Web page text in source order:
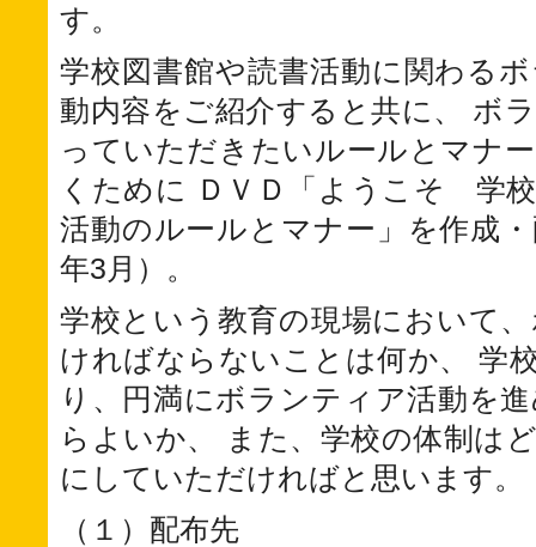
す。
学校図書館や読書活動に関わる
動内容をご紹介すると共に、 ボ
っていただきたいルールとマナ
くために ＤＶＤ「ようこそ 学
活動のルールとマナー」を作成
年3月）。
学校という教育の現場において
ければならないことは何か、 学
り、円満にボランティア活動を
らよいか、 また、学校の体制は
にしていただければと思います。
（１）配布先